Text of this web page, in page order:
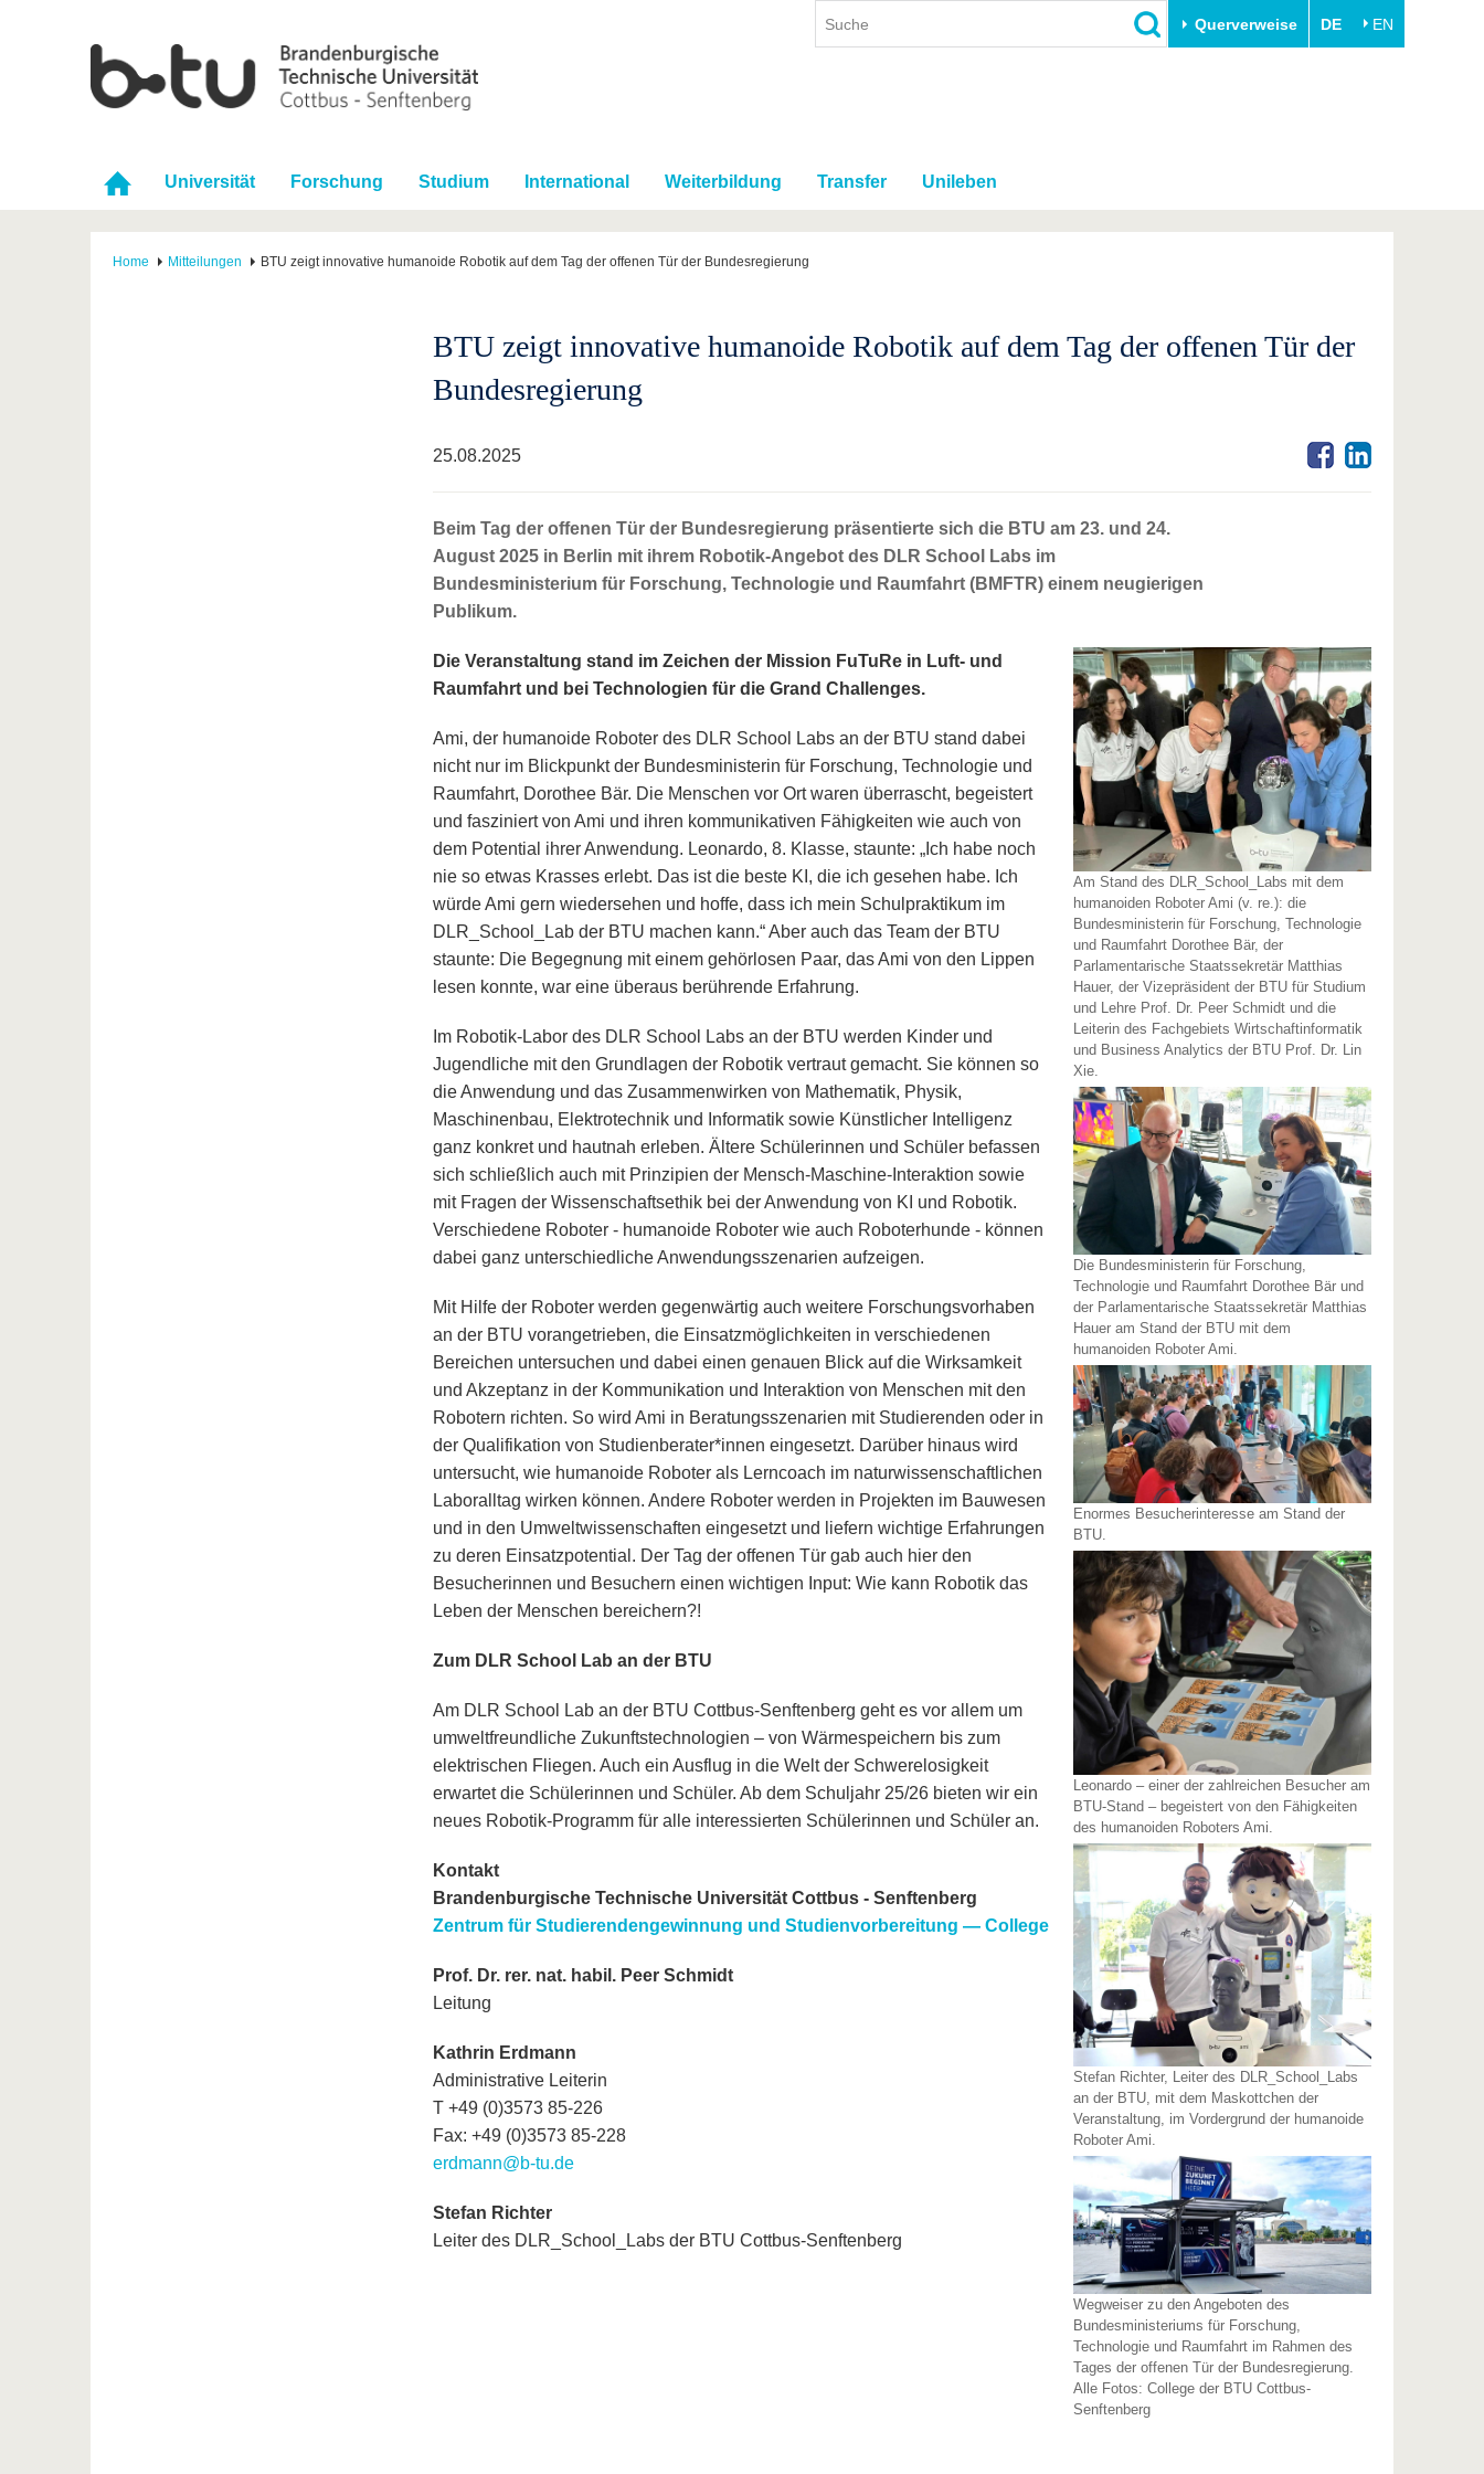
Querverweise DE EN
Universität Forschung Studium International Weiterbildung Transfer Unileben
Home Mitteilungen BTU zeigt innovative humanoide Robotik auf dem Tag der offenen Tür der Bundesregierung
BTU zeigt innovative humanoide Robotik auf dem Tag der offenen Tür der
Bundesregierung
25.08.2025
Beim Tag der offenen Tür der Bundesregierung präsentierte sich die BTU am 23. und 24.
August 2025 in Berlin mit ihrem Robotik-Angebot des DLR School Labs im
Bundesministerium für Forschung, Technologie und Raumfahrt (BMFTR) einem neugierigen
Publikum.
Die Veranstaltung stand im Zeichen der Mission FuTuRe in Luft- und
Raumfahrt und bei Technologien für die Grand Challenges.
Ami, der humanoide Roboter des DLR School Labs an der BTU stand dabei
nicht nur im Blickpunkt der Bundesministerin für Forschung, Technologie und
Raumfahrt, Dorothee Bär. Die Menschen vor Ort waren überrascht, begeistert
und fasziniert von Ami und ihren kommunikativen Fähigkeiten wie auch von
dem Potential ihrer Anwendung. Leonardo, 8. Klasse, staunte: „Ich habe noch
nie so etwas Krasses erlebt. Das ist die beste KI, die ich gesehen habe. Ich
würde Ami gern wiedersehen und hoffe, dass ich mein Schulpraktikum im
DLR_School_Lab der BTU machen kann.“ Aber auch das Team der BTU
staunte: Die Begegnung mit einem gehörlosen Paar, das Ami von den Lippen
lesen konnte, war eine überaus berührende Erfahrung.
Im Robotik-Labor des DLR School Labs an der BTU werden Kinder und
Jugendliche mit den Grundlagen der Robotik vertraut gemacht. Sie können so
die Anwendung und das Zusammenwirken von Mathematik, Physik,
Maschinenbau, Elektrotechnik und Informatik sowie Künstlicher Intelligenz
ganz konkret und hautnah erleben. Ältere Schülerinnen und Schüler befassen
sich schließlich auch mit Prinzipien der Mensch-Maschine-Interaktion sowie
mit Fragen der Wissenschaftsethik bei der Anwendung von KI und Robotik.
Verschiedene Roboter - humanoide Roboter wie auch Roboterhunde - können
dabei ganz unterschiedliche Anwendungsszenarien aufzeigen.
Mit Hilfe der Roboter werden gegenwärtig auch weitere Forschungsvorhaben
an der BTU vorangetrieben, die Einsatzmöglichkeiten in verschiedenen
Bereichen untersuchen und dabei einen genauen Blick auf die Wirksamkeit
und Akzeptanz in der Kommunikation und Interaktion von Menschen mit den
Robotern richten. So wird Ami in Beratungsszenarien mit Studierenden oder in
der Qualifikation von Studienberater*innen eingesetzt. Darüber hinaus wird
untersucht, wie humanoide Roboter als Lerncoach im naturwissenschaftlichen
Laboralltag wirken können. Andere Roboter werden in Projekten im Bauwesen
und in den Umweltwissenschaften eingesetzt und liefern wichtige Erfahrungen
zu deren Einsatzpotential. Der Tag der offenen Tür gab auch hier den
Besucherinnen und Besuchern einen wichtigen Input: Wie kann Robotik das
Leben der Menschen bereichern?!
Zum DLR School Lab an der BTU
Am DLR School Lab an der BTU Cottbus-Senftenberg geht es vor allem um
umweltfreundliche Zukunftstechnologien – von Wärmespeichern bis zum
elektrischen Fliegen. Auch ein Ausflug in die Welt der Schwerelosigkeit
erwartet die Schülerinnen und Schüler. Ab dem Schuljahr 25/26 bieten wir ein
neues Robotik-Programm für alle interessierten Schülerinnen und Schüler an.
Kontakt
Brandenburgische Technische Universität Cottbus - Senftenberg
Zentrum für Studierendengewinnung und Studienvorbereitung — College
Prof. Dr. rer. nat. habil. Peer Schmidt
Leitung
Kathrin Erdmann
Administrative Leiterin
T +49 (0)3573 85-226
Fax: +49 (0)3573 85-228
erdmann@b-tu.de
Stefan Richter
Leiter des DLR_School_Labs der BTU Cottbus-Senftenberg
Am Stand des DLR_School_Labs mit dem
humanoiden Roboter Ami (v. re.): die
Bundesministerin für Forschung, Technologie
und Raumfahrt Dorothee Bär, der
Parlamentarische Staatssekretär Matthias
Hauer, der Vizepräsident der BTU für Studium
und Lehre Prof. Dr. Peer Schmidt und die
Leiterin des Fachgebiets Wirtschaftinformatik
und Business Analytics der BTU Prof. Dr. Lin
Xie.
Die Bundesministerin für Forschung,
Technologie und Raumfahrt Dorothee Bär und
der Parlamentarische Staatssekretär Matthias
Hauer am Stand der BTU mit dem
humanoiden Roboter Ami.
Enormes Besucherinteresse am Stand der
BTU.
Leonardo – einer der zahlreichen Besucher am
BTU-Stand – begeistert von den Fähigkeiten
des humanoiden Roboters Ami.
Stefan Richter, Leiter des DLR_School_Labs
an der BTU, mit dem Maskottchen der
Veranstaltung, im Vordergrund der humanoide
Roboter Ami.
Wegweiser zu den Angeboten des
Bundesministeriums für Forschung,
Technologie und Raumfahrt im Rahmen des
Tages der offenen Tür der Bundesregierung.
Alle Fotos: College der BTU Cottbus-
Senftenberg